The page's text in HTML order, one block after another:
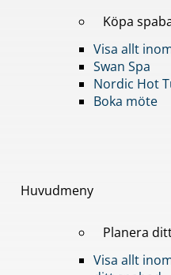
Huvudmeny
Köpa
Visa allt
Swan Spa
Nordic Hot
Boka möte
Planera
Visa allt